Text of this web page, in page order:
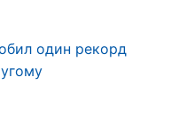
один рекорд